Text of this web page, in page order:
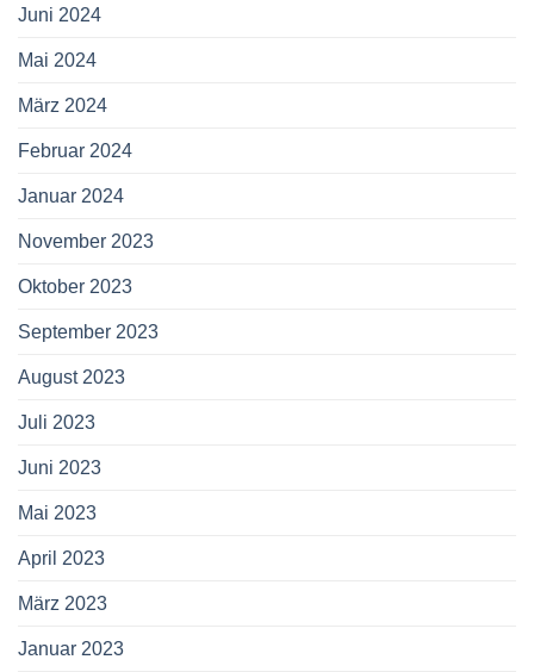
Juni 2024
Mai 2024
März 2024
Februar 2024
Januar 2024
November 2023
Oktober 2023
September 2023
August 2023
Juli 2023
Juni 2023
Mai 2023
April 2023
März 2023
Januar 2023